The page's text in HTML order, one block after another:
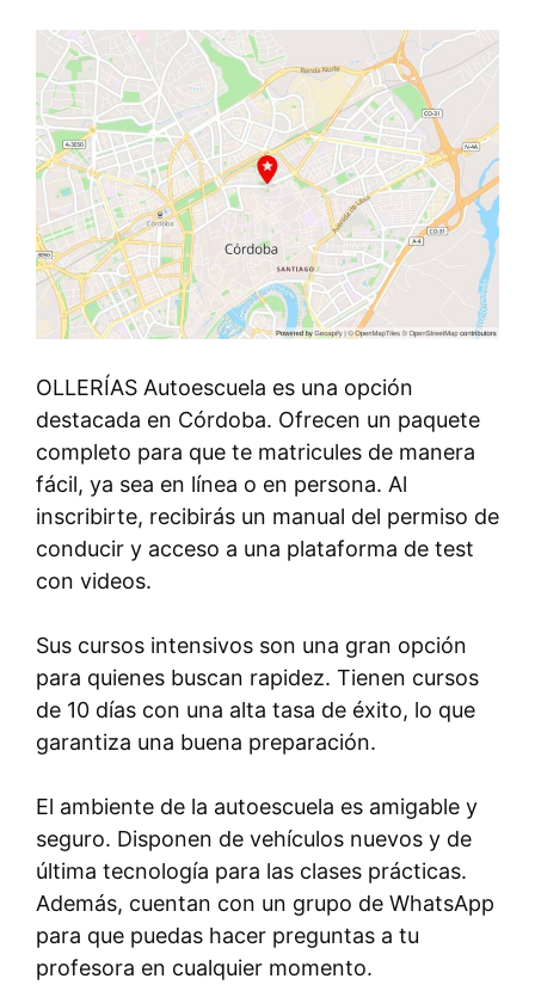
OLLERÍAS Autoescuela es una opción
destacada en Córdoba. Ofrecen un paquete
completo para que te matricules de manera
fácil, ya sea en línea o en persona. Al
inscribirte, recibirás un manual del permiso de
conducir y acceso a una plataforma de test
con videos.
Sus cursos intensivos son una gran opción
para quienes buscan rapidez. Tienen cursos
de 10 días con una alta tasa de éxito, lo que
garantiza una buena preparación.
El ambiente de la autoescuela es amigable y
seguro. Disponen de vehículos nuevos y de
última tecnología para las clases prácticas.
Además, cuentan con un grupo de WhatsApp
para que puedas hacer preguntas a tu
profesora en cualquier momento.